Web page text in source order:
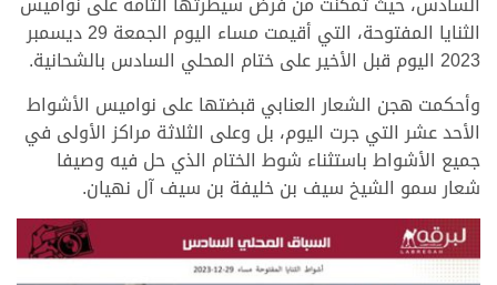
الثنايا المفتوحة، التي أقيمت مساء اليوم الجمعة 29 ديسمبر
2023 اليوم قبل الأخير على ختام المحلي السادس بالشحانية.
وأحكمت هجن الشعار العنابي قبضتها على نواميس الأشواط
الأحد عشر التي جرت اليوم، بل وعلى الثلاثة مراكز الأولى في
جميع الأشواط باستثناء شوط الختام الذي حل فيه وصيفا
شعار سمو الشيخ سيف بن خليفة بن سيف آل نهيان.